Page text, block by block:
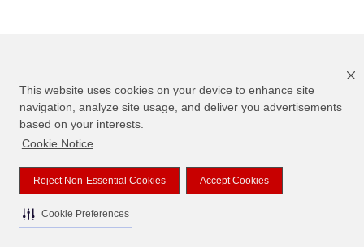
This website uses cookies on your device to enhance site
navigation, analyze site usage, and deliver you advertisements
based on your interests.
Cookie Notice
Reject Non-Essential Cookies Accept Cookies
Cookie Preferences
แบรนด์ที่ระบุไว้ข้างต้นเป็นเครื่องหมายการค้าของ 3M